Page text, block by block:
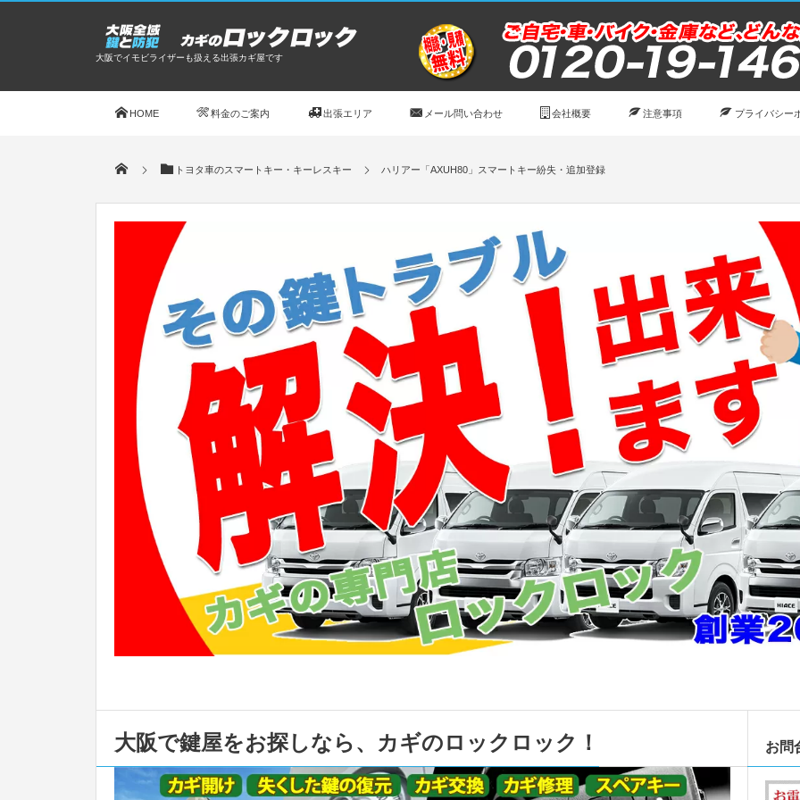
大阪でイモビライザーも扱える出張カギ屋です
HOME 料金のご案内 出張エリア メール問い合わせ 会社概要 注意事項 プライバシー
トヨタ車のスマートキー・キーレスキー ハリアー「AXUH80」スマートキー紛失・追加登録
大阪で鍵屋をお探しなら、カギのロックロック！ お問